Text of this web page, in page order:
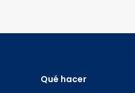
Qué hacer